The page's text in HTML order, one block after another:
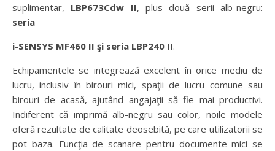
suplimentar, LBP673Cdw II, plus două serii alb-negru:
seria
i-SENSYS MF460 II şi seria LBP240 II.
Echipamentele se integrează excelent în orice mediu de
lucru, inclusiv în birouri mici, spaţii de lucru comune sau
birouri de acasă, ajutând angajaţii să fie mai productivi.
Indiferent că imprimă alb-negru sau color, noile modele
oferă rezultate de calitate deosebită, pe care utilizatorii se
pot baza. Funcţia de scanare pentru documente mici se